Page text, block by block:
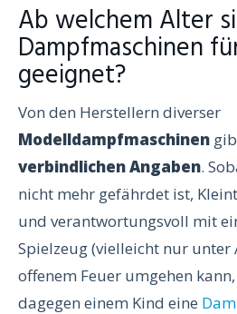
Ab welchem Alter
Dampfmaschinen
geeignet?
Von den Herstellern diverser
Modelldampfmaschinen
verbindlichen Angaben.
nicht mehr gefährdet ist,
und verantwortungsvoll mit
Spielzeug (vielleicht nur unter
offenem Feuer umgehen
dagegen einem Kind eine